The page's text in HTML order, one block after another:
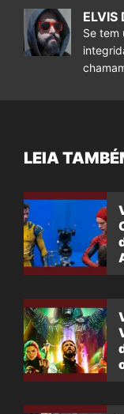
ELVIS
Se tem
LEIA